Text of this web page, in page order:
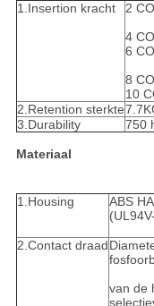
1.Insertion kracht
2
4
6
8
10
2.Retention sterkte
3.Durability
750
Materiaal
1.Housing
ABS
2.Contact draad
van de